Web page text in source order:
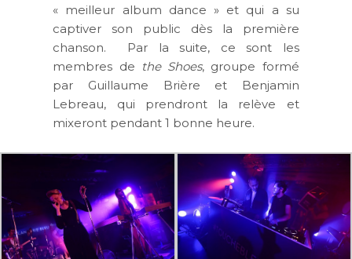
« meilleur album dance » et qui a su
captiver son public dès la première
chanson. Par la suite, ce sont les
membres de the Shoes, groupe formé
par Guillaume Brière et Benjamin
Lebreau, qui prendront la relève et
mixeront pendant 1 bonne heure.